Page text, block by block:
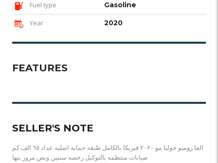
Fuel type Gasoline
Year 2020
FEATURES
SELLER'S NOTE
الفا روميو جوليا مو ٢٠٢٠ فبريكا بالكامل طبقه حمايه اصليه عداد ٦٥ الف كم
صيانات منتظمه بالتوكيل رخصه سنتين ونص مرور بنها